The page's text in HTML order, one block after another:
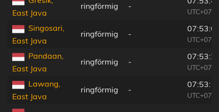
East Java
ringförmig -
Singosari,
East Java
ringförmig -
Pandaan,
East Java
ringförmig -
Lawang,
East Java
ringförmig -